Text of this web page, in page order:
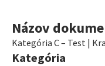
Názov
Kategória C – Test |
Kategória